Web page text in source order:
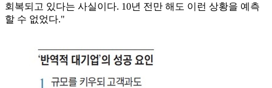
회복되고 있다는 사실이다. 10년 전만 해도 이런 상황을 예측
할 수 없었다."